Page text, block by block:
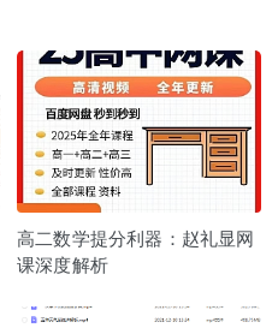
高二数学提分利器：赵礼显网
课深度解析